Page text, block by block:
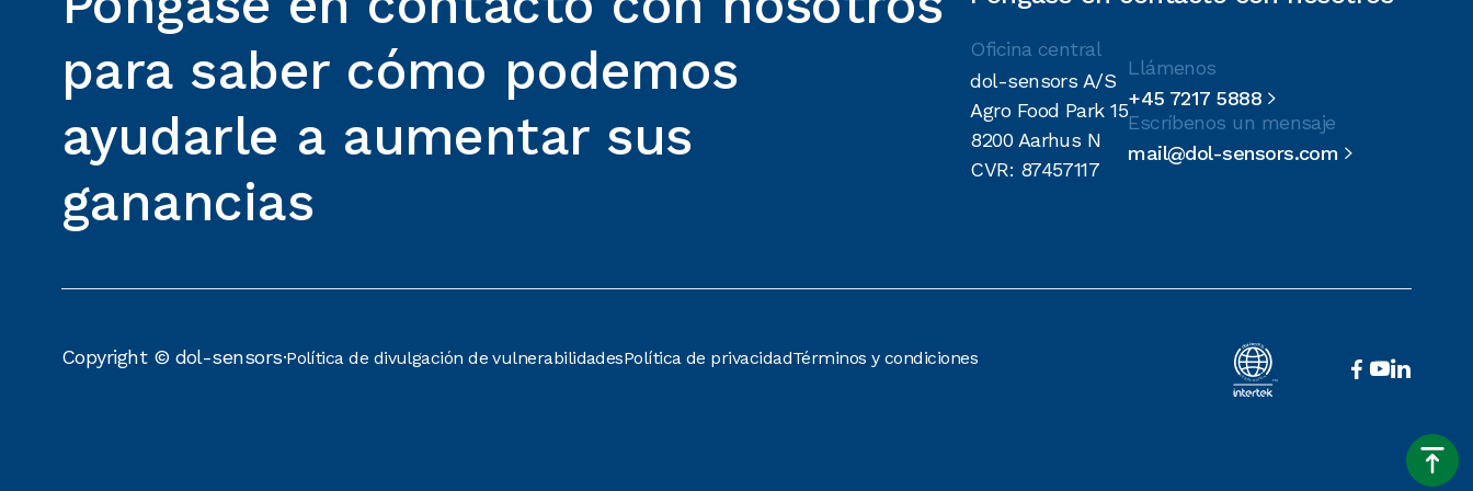
para saber cómo podemos
ayudarle a aumentar sus
ganancias
Oficina central
dol-sensors A/S
Agro Food Park 15
8200 Aarhus N
CVR: 87457117
Llámenos
+45 7217 5888 
Escríbenos un mensaje
mail@dol-sensors.com 
Copyright © dol-sensors·Política de divulgación de vulnerabilidadesPolítica de privacidadTérminos y condiciones
 